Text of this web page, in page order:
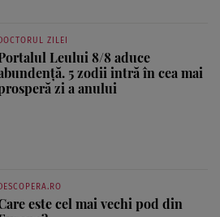
DOCTORUL ZILEI
Leului 8/8 aduce
5 zodii intră în cea mai
zi a anului
DESCOPERA.RO
este cel mai vechi pod din